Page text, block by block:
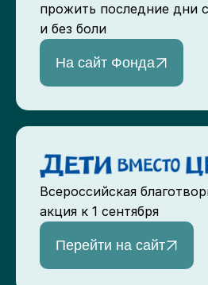
прожить последние дни
и без боли
На сайт Фонда
Всероссийская
акция к 1 сентября
Перейти на сайт